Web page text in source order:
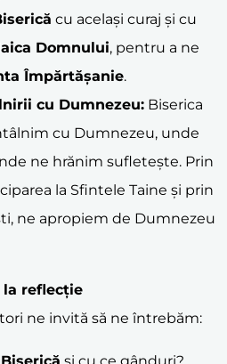
cu același curaj și cu
Domnului, pentru a ne
Împărtășanie.
cu Dumnezeu: Biserica
cu Dumnezeu, unde
ne hrănim sufletește. Prin
la Sfintele Taine și prin
ne apropiem de Dumnezeu
la reflecție
ne invită să ne întrebăm: